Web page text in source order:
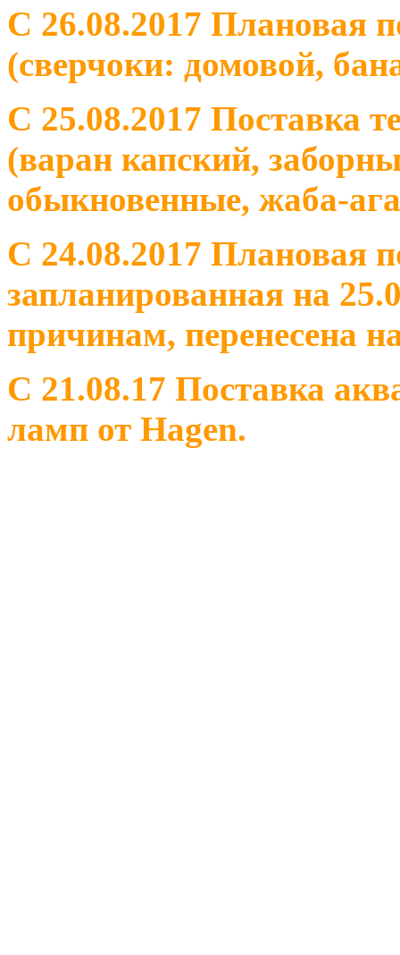
С 26.08.2017 Плановая
(сверчоки: домовой,
С 25.08.2017 Поставка
(варан капский,
обыкновенные, жаба-
С 24.08.2017 Плановая
запланированная на
причинам, перенесена
С 21.08.17 Поставка
ламп от Hagen.